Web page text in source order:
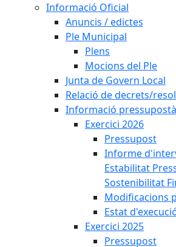
Informació Oficial
Anuncis / edictes
Ple Municipal
Plens
Mocions del Ple
Junta de Govern Local
Relació de decrets/
Informació
Exercici 2026
Pressupost
Informe
Estabilitat
Sostenibilitat
Modificacions
Estat
Exercici 2025
Pressupost